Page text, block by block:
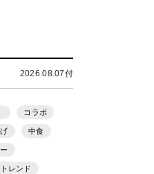
2026.08.07付
コラボ
中食
トレンド